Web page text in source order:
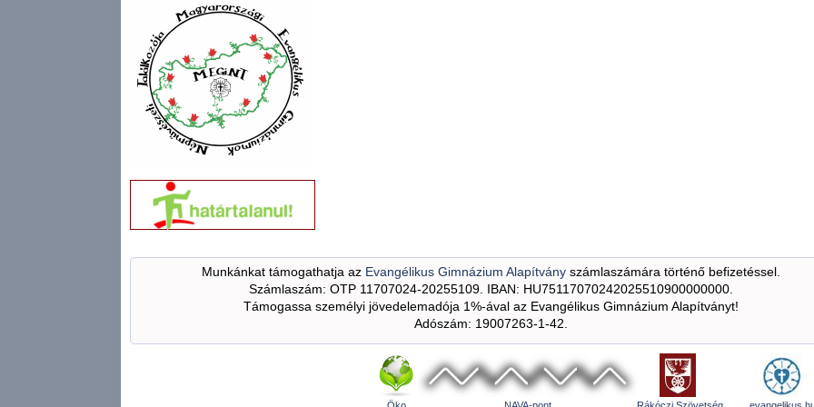
Munkánkat támogathatja az Evangélikus Gimnázium Alapítványszámlaszámára történő befizetéssel.
Számlaszám: OTP 11707024-20255109. IBAN: HU75117070242025510900000000.
Támogassa személyi jövedelemadója 1%-ával az Evangélikus Gimnázium Alapítványt!
Adószám: 19007263-1-42.